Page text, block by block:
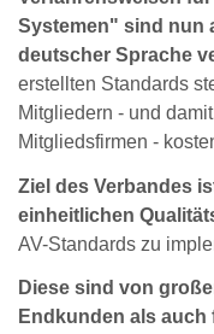
Systemen" sind nun
deutscher Sprache
erstellten Standards
Mitgliedern - und
Mitgliedsfirmen -
Ziel des Verbandes
einheitlichen
AV-Standards zu
Diese sind von
Endkunden als auch